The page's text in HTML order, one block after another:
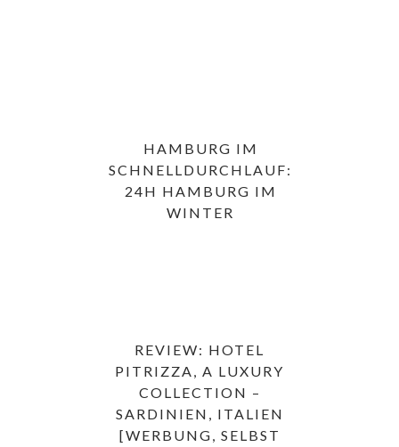
HAMBURG IM
SCHNELLDURCHLAUF:
24H HAMBURG IM
WINTER
REVIEW: HOTEL
PITRIZZA, A LUXURY
COLLECTION –
SARDINIEN, ITALIEN
[WERBUNG, SELBST